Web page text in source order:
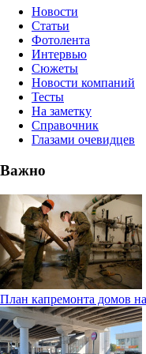
Новости
Статьи
Фотолента
Интервью
Сюжеты
Новости компаний
Тесты
На заметку
Справочник
Глазами очевидцев
Важно
План капремонта домов